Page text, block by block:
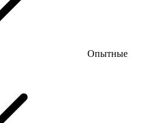
Опытные